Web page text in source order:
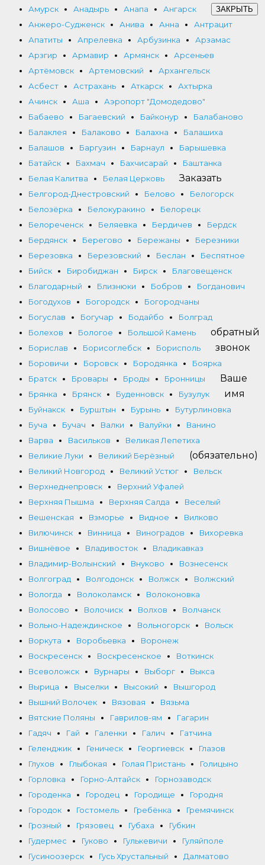
Амурск
Анадырь Анапа
Ангарск
Анжеро-Судженск
Анива Анна
Антрацит
Апатиты
Апрелевка Арбузинка
Арзамас
Арзгир
Армавир Армянск
Арсеньев
Артёмовск
Артемовский
Архангельск
Асбест
Астрахань Аткарск
Ахтырка
Ачинск
Аша
Аэропорт "Домодедово"
Бабаево
Багаевский Байконур
Балабаново
Балаклея
Балаково Балахна
Балашиха
Балашов
Баргузин Барнаул
Барышевка
Батайск
Бахмач Бахчисарай
Баштанка
Белая Калитва
Белая Церковь
Белгород-Днестровский
Белово
Белогорск
Белозёрка
Белокуракино
Белорецк
Белореченск
Беляевка Бердичев
Бердск
Бердянск
Берегово Бережаны
Березники
Березовка
Березовский Беслан
Беспятное
Бийск
Биробиджан Бирск
Благовещенск
Благодарный
Близнюки Бобров
Богданович
Богодухов
Богородск
Богородчаны
Богуслав
Богучар Бодайбо
Болград
Болехов
Бологое
Большой Камень
Борислав
Борисоглебск
Борисполь
Боровичи
Боровск Бородянка
Боярка
Братск
Бровары Броды
Бронницы
Брянка
Брянск Буденновск
Бузулук
Буйнакск
Бурштын Бурынь
Бутурлиновка
Буча
Бучач Валки Валуйки
Ванино
Варва
Васильков
Великая Лепетиха
Великие Луки
Великий Берёзный
Великий Новгород
Великий Устюг
Вельск
Верхнеднепровск
Верхний Уфалей
Верхняя Пышма
Верхняя Салда
Веселый
Вешенская
Взморье Видное
Вилково
Вилючинск
Винница Виноградов
Вихоревка
Вишнёвое
Владивосток
Владикавказ
Владимир-Волынский
Внуково
Вознесенск
Волгоград
Волгодонск Волжск
Волжский
Вологда
Волоколамск
Волоконовка
Волосово
Волочиск Волхов
Волчанск
Вольно-Надеждинское
Вольногорск
Вольск
Воркута
Воробьевка
Воронеж
Воскресенск
Воскресенское
Воткинск
Всеволожск
Вурнары Выборг
Выкса
Вырица
Выселки Высокий
Вышгород
Вышний Волочек
Вязовая
Вязьма
Вятские Поляны
Гаврилов-ям
Гагарин
Гадяч
Гай Галенки Галич
Гатчина
Геленджик
Геническ Георгиевск
Глазов
Глухов
Глыбокая Голая Пристань
Голицыно
Горловка
Горно-Алтайск
Горнозаводск
Городенка
Городец Городище
Городня
Городок
Гостомель Гребёнка
Гремячинск
Грозный
Грязовец Губаха
Губкин
Гудермес
Гуково Гулькевичи
Гуляйполе
Гусиноозерск
Гусь Хрустальный Далматово
ЗАКРЫТЬ
Заказать
обратный
звонок
Ваше
имя
(обязательно)